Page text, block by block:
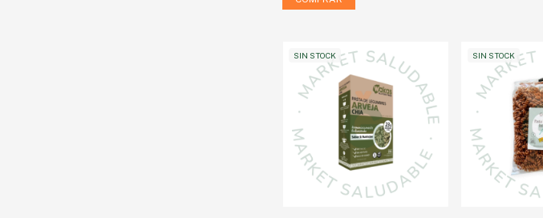
SIN STOCK SIN STOCK